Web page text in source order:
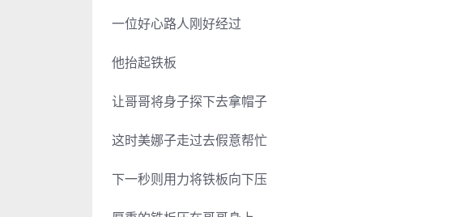
一位好心路人刚好经过
他抬起铁板
让哥哥将身子探下去拿帽子
这时美娜子走过去假意帮忙
下一秒则用力将铁板向下压